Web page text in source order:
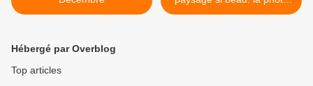
a... >
Hébergé par Overblog
Top articles